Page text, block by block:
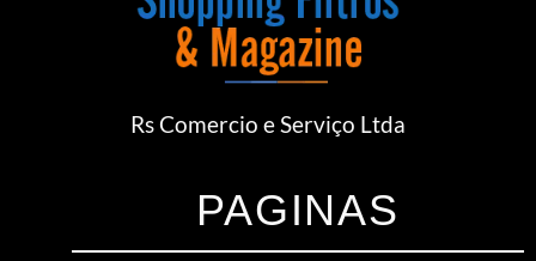
Rs Comercio e Serviço Ltda
PAGINAS